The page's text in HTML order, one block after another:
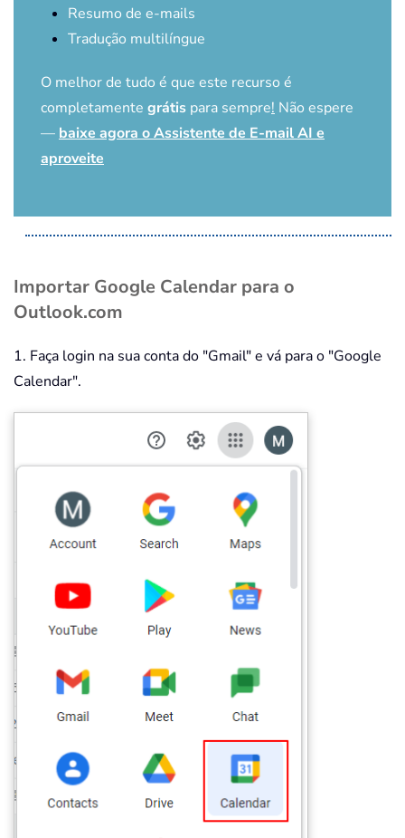
Resumo de e-mails
Tradução multilíngue
O melhor de tudo é que este recurso é
completamente grátis para sempre! Não espere
— baixe agora o Assistente de E-mail AI e
aproveite
Importar Google Calendar para o
Outlook.com
1. Faça login na sua conta do "Gmail" e vá para o "Google
Calendar".